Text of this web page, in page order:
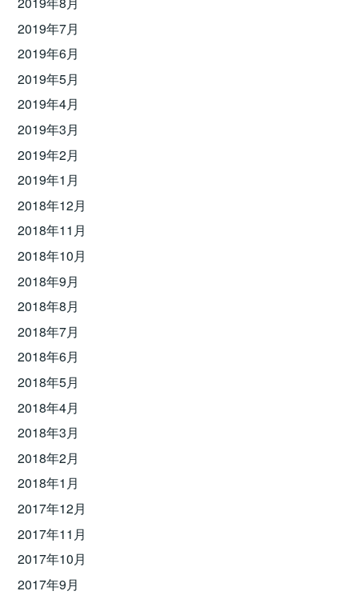
2019年7月
2019年6月
2019年5月
2019年4月
2019年3月
2019年2月
2019年1月
2018年12月
2018年11月
2018年10月
2018年9月
2018年8月
2018年7月
2018年6月
2018年5月
2018年4月
2018年3月
2018年2月
2018年1月
2017年12月
2017年11月
2017年10月
2017年9月